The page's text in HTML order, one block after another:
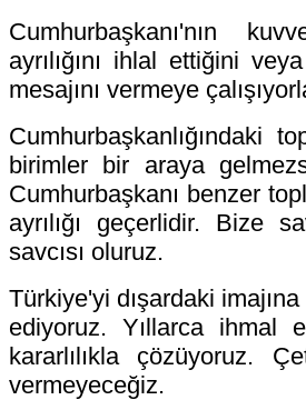
Cumhurbaşkanı'nın
ayrılığını ihlal ettiğini
mesajını vermeye
Cumhurbaşkanlığındaki
birimler bir araya
Cumhurbaşkanı benzer
ayrılığı geçerlidir. Bize
savcısı oluruz.
Türkiye'yi dışardaki
ediyoruz. Yıllarca ihmal
kararlılıkla çözüyoruz.
vermeyeceğiz.